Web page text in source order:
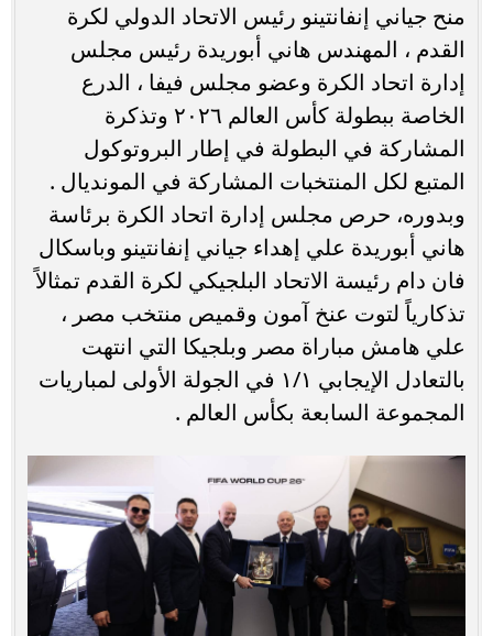
منح جياني إنفانتينو رئيس الاتحاد الدولي لكرة
القدم ، المهندس هاني أبوريدة رئيس مجلس
إدارة اتحاد الكرة وعضو مجلس فيفا ، الدرع
الخاصة ببطولة كأس العالم ٢٠٢٦ وتذكرة
المشاركة في البطولة في إطار البروتوكول
المتبع لكل المنتخبات المشاركة في المونديال .
وبدوره، حرص مجلس إدارة اتحاد الكرة برئاسة
هاني أبوريدة علي إهداء جياني إنفانتينو وباسكال
فان دام رئيسة الاتحاد البلجيكي لكرة القدم تمثالاً
تذكارياً لتوت عنخ آمون وقميص منتخب مصر ،
علي هامش مباراة مصر وبلجيكا التي انتهت
بالتعادل الإيجابي ١/١ في الجولة الأولى لمباريات
المجموعة السابعة بكأس العالم .